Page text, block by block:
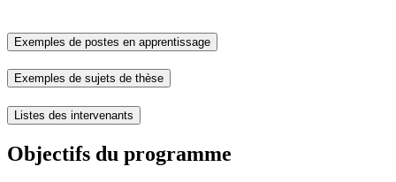
Exemples de postes en apprentissage
Exemples de sujets de thèse
Listes des intervenants
Objectifs du programme